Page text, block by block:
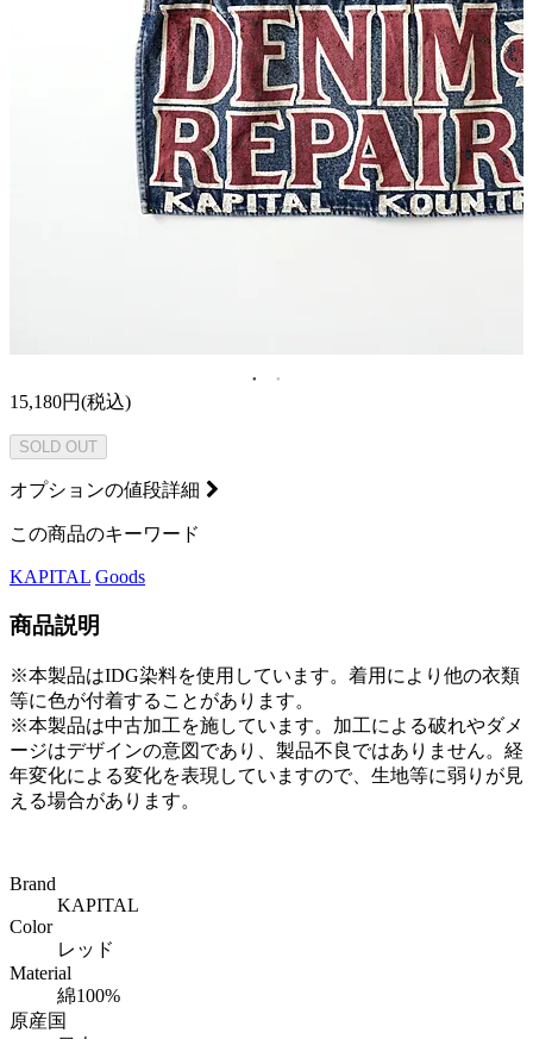
15,180円(税込)
SOLD OUT
オプションの値段詳細
この商品のキーワード
KAPITAL Goods
商品説明
※本製品はIDG染料を使用しています。着用により他の衣類
等に色が付着することがあります。
※本製品は中古加工を施しています。加工による破れやダメ
ージはデザインの意図であり、製品不良ではありません。経
年変化による変化を表現していますので、生地等に弱りが見
える場合があります。
Brand
KAPITAL
Color
レッド
Material
綿100%
原産国